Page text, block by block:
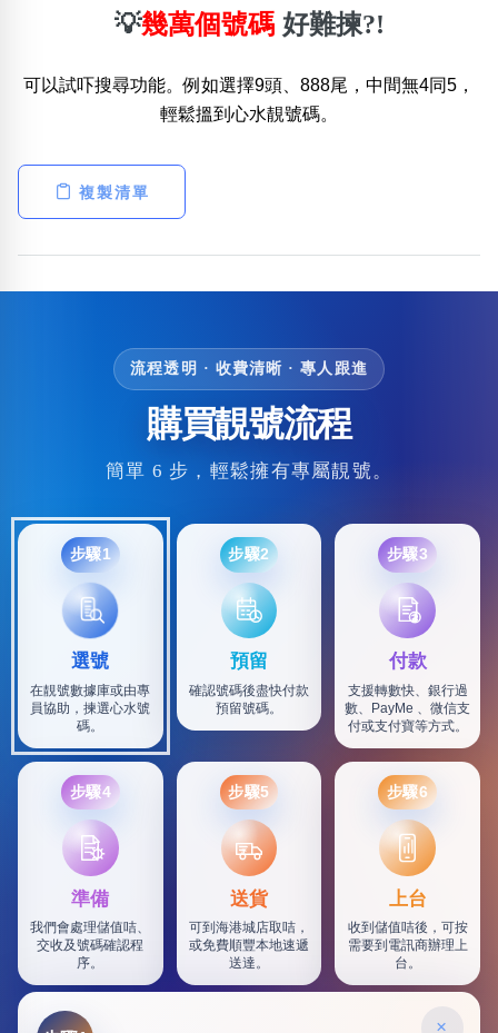
💡幾萬個號碼 好難揀?!
可以試吓搜尋功能。例如選擇9頭、888尾，中間無4同5，
輕鬆搵到心水靚號碼。
複製清單
流程透明 · 收費清晰 · 專人跟進
購買靚號流程
簡單 6 步，輕鬆擁有專屬靚號。
步驟1
選號
在靚號數據庫或由專
員協助，揀選心水號
碼。
步驟2
預留
確認號碼後盡快付款
預留號碼。
步驟3
付款
支援轉數快、銀行過
數、PayMe 、微信支
付或支付寶等方式。
步驟4
準備
我們會處理儲值咭、
交收及號碼確認程
序。
步驟5
SF
送貨
可到海港城店取咭，
或免費順豐本地速遞
送達。
步驟6
上台
收到儲值咭後，可按
需要到電訊商辦理上
台。
×